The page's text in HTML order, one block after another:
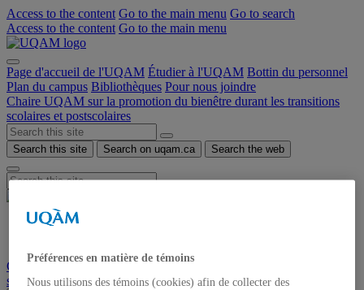
Access to the content Go to the main menu Go to search
Access to the content Go to the main menu
Page d'accueil de l'UQAM Étudier à l'UQAM Bottin du personnel
Plan du campus Bibliothèques Pour nous joindre
Chaire UQAM sur la promotion du bienêtre durant les transitions
scolaires et postscolaires
Search this site Search on uqam.ca Search the web
en
Chaire UQAM sur la promotion du bienêtre durant les transitions
scolaires et postscolaires
Préférences en matière de témoins
Nous utilisons des témoins (cookies) afin de collecter des